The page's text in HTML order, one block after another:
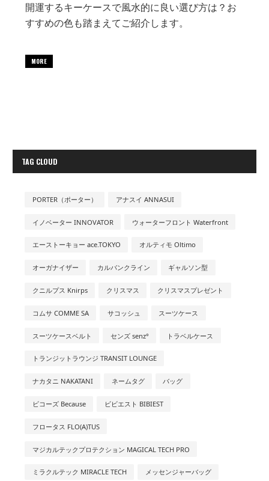
開運するキーケースで風水的に良い選び方は？お
すすめの色も踏まえてご紹介します。
MORE
TAG CLOUD
PORTER（ポーター） アナスイ ANNASUI
イノベーター INNOVATOR ウォーターフロント Waterfront
エーストーキョー ace.TOKYO オルティモ Oltimo
オーガナイザー カルバンクライン ギャルソン型
クニルプス Knirps クリスマス クリスマスプレゼント
コムサ COMME SA サコッシュ スーツケース
スーツケースベルト センズ senz° トラベルケース
トランジットラウンジ TRANSIT LOUNGE
ナカタニ NAKATANI ネームタグ バッグ
ビコーズ Because ビビエスト BIBIEST
フロータス FLO(A)TUS
マジカルテックプロテクション MAGICAL TECH PRO
ミラクルテック MIRACLE TECH メッセンジャーバッグ